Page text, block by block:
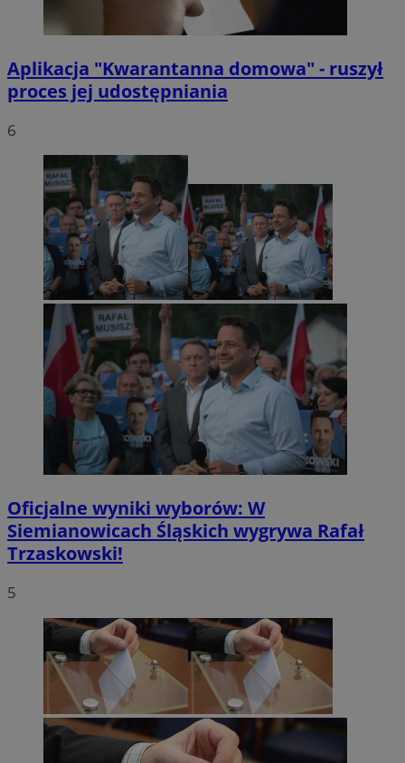
Aplikacja "Kwarantanna domowa" - ruszył
proces jej udostępniania
6
Oficjalne wyniki wyborów: W
Siemianowicach Śląskich wygrywa Rafał
Trzaskowski!
5